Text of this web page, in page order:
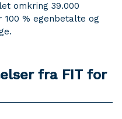
omkring 39.000
% egenbetalte og
fra FIT for